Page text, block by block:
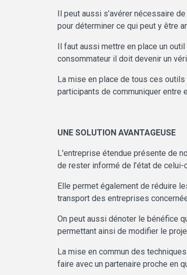
Il peut aussi s’avérer nécessaire
pour déterminer ce qui peut y être
Il faut aussi mettre en place un
consommateur il doit devenir un
La mise en place de tous ces
participants de communiquer entre
UNE SOLUTION AVANTAGEUSE
L'entreprise étendue présente de
de rester informé de l’état de
Elle permet également de réduire
transport des entreprises
On peut aussi dénoter le bénéfice
permettant ainsi de modifier le
La mise en commun des
faire avec un partenaire proche en